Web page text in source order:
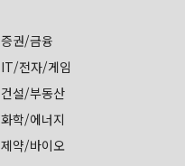
증권/금융
IT/전자/게임
건설/부동산
화학/에너지
제약/바이오